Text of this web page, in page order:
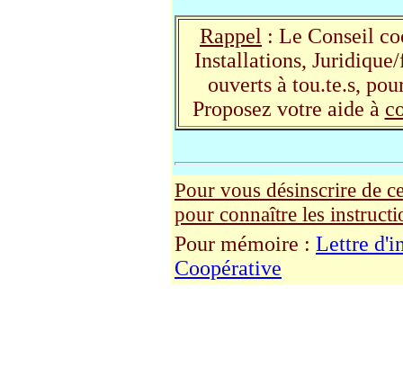
Rappel : Le Conseil
Installations,
ouverts à tou.te.s,
Proposez votre aide à
Pour vous désinscrire de
pour connaître les
Pour mémoire : Lettre
Coopérative